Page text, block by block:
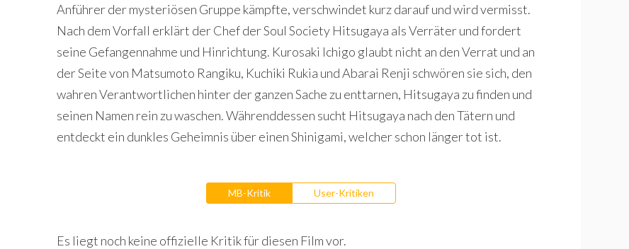
Anführer der mysteriösen Gruppe kämpfte, verschwindet kurz darauf und wird vermisst.
Nach dem Vorfall erklärt der Chef der Soul Society Hitsugaya als Verräter und fordert
seine Gefangennahme und Hinrichtung. Kurosaki Ichigo glaubt nicht an den Verrat und an
der Seite von Matsumoto Rangiku, Kuchiki Rukia und Abarai Renji schwören sie sich, den
wahren Verantwortlichen hinter der ganzen Sache zu enttarnen, Hitsugaya zu finden und
seinen Namen rein zu waschen. Währenddessen sucht Hitsugaya nach den Tätern und
entdeckt ein dunkles Geheimnis über einen Shinigami, welcher schon länger tot ist.
MB-Kritik User-Kritiken
Es liegt noch keine offizielle Kritik für diesen Film vor.